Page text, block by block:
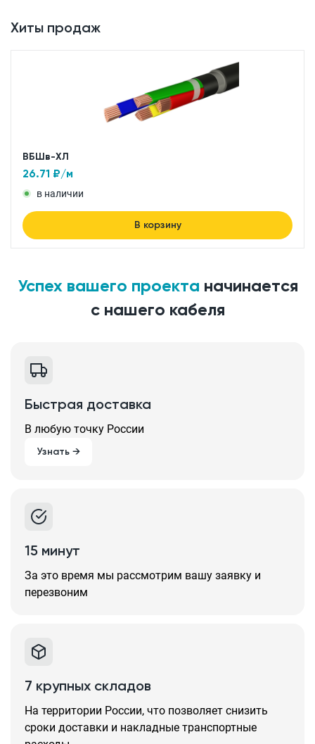
Хиты продаж
ВБШв-ХЛ
26.71 ₽/м
в наличии
В корзину
Успех вашего проекта начинается
с нашего кабеля
Быстрая доставка
В любую точку России
Узнать →
15 минут
За это время мы рассмотрим вашу заявку и
перезвоним
7 крупных складов
На территории России, что позволяет снизить
сроки доставки и накладные транспортные